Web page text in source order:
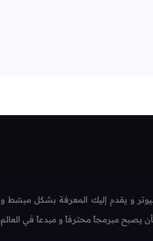
و يقدم إليك المعرفة بشكل مبسّط و
مبرمجاً محترفاً و مبدعاً في العالم